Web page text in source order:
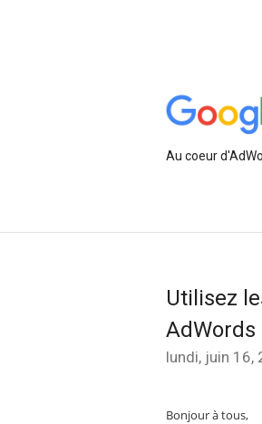
Au coeur
Utilisez
AdWords
lundi, juin 16,
Bonjour à tous,